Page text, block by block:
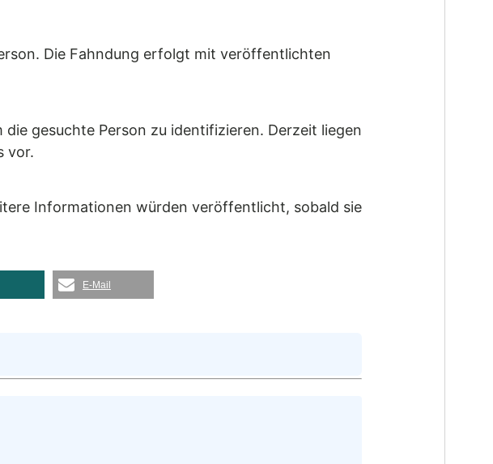
Die Fahndung erfolgt mit veröffentlichten
gesuchte Person zu identifizieren. Derzeit liegen
vor.
Informationen würden veröffentlicht, sobald sie
E-Mail